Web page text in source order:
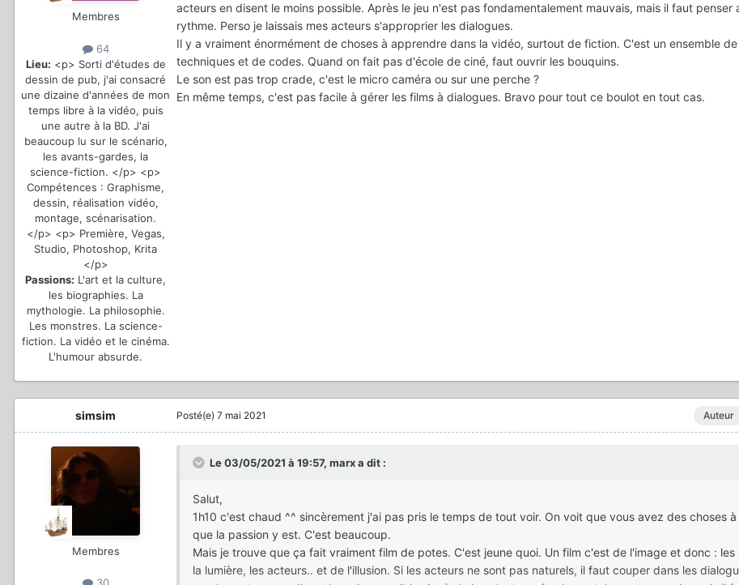
Membres
64
Lieu: <p> Sorti d'études de
dessin de pub, j'ai consacré
une dizaine d'années de mon
temps libre à la vidéo, puis
une autre à la BD. J'ai
beaucoup lu sur le scénario,
les avants-gardes, la
science-fiction. </p> <p>
Compétences : Graphisme,
dessin, réalisation vidéo,
montage, scénarisation.
</p> <p> Première, Vegas,
Studio, Photoshop, Krita
</p>
Passions: L'art et la culture,
les biographies. La
mythologie. La philosophie.
Les monstres. La science-
fiction. La vidéo et le cinéma.
L'humour absurde.
acteurs en disent le moins possible. Après le jeu n'est pas fondamentalement mauvais, mais il faut penser
rythme. Perso je laissais mes acteurs s'approprier les dialogues.
Il y a vraiment énormément de choses à apprendre dans la vidéo, surtout de fiction. C'est un ensemble de
techniques et de codes. Quand on fait pas d'école de ciné, faut ouvrir les bouquins.
Le son est pas trop crade, c'est le micro caméra ou sur une perche ?
En même temps, c'est pas facile à gérer les films à dialogues. Bravo pour tout ce boulot en tout cas.
simsim
Membres
30
Auteur
Posté(e) 7 mai 2021
Le 03/05/2021 à 19:57, marxa dit :
Salut,
1h10 c'est chaud ^^ sincèrement j'ai pas pris le temps de tout voir. On voit que vous avez des choses
que la passion y est. C'est beaucoup.
Mais je trouve que ça fait vraiment film de potes. C'est jeune quoi. Un film c'est de l'image et donc : les
la lumière, les acteurs.. et de l'illusion. Si les acteurs ne sont pas naturels, il faut couper dans les